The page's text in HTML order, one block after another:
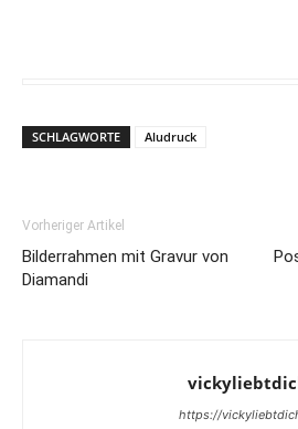
SCHLAGWORTE Aludruck
Vorheriger Artikel
Bilderrahmen mit Gravur von
Diamandi
https://